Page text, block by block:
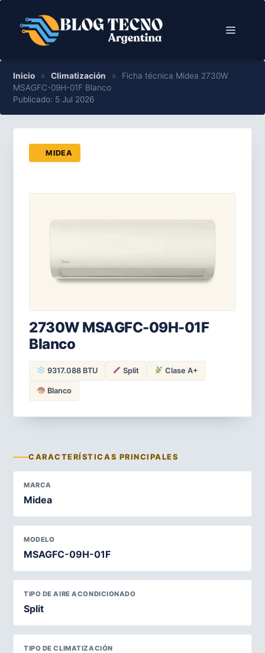
contenido
Menú
Inicio » Climatización »
Ficha técnica Midea 2730W
MSAGFC-09H-01F Blanco
Publicado: 5 Jul 2026
MIDEA
2730W MSAGFC-09H-01F
Blanco
9317.088 BTU Split Clase A+
Blanco
CARACTERÍSTICAS PRINCIPALES
MARCA
Midea
MODELO
MSAGFC-09H-01F
TIPO DE AIRE ACONDICIONADO
Split
TIPO DE CLIMATIZACIÓN